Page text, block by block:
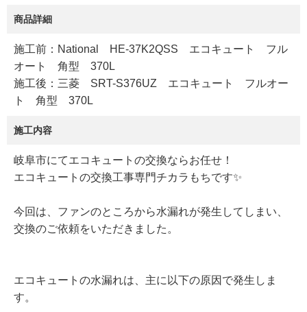
商品詳細
施工前：National HE-37K2QSS エコキュート フル
オート 角型 370L
施工後：三菱 SRT-S376UZ エコキュート フルオー
ト 角型 370L
施工内容
岐阜市にてエコキュートの交換ならお任せ！
エコキュートの交換工事専門チカラもちです✨
今回は、ファンのところから水漏れが発生してしまい、
交換のご依頼をいただきました。
エコキュートの水漏れは、主に以下の原因で発生しま
す。